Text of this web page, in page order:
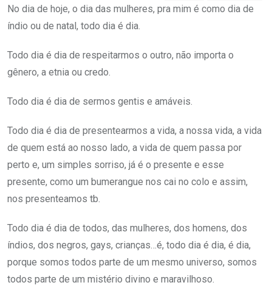
No dia de hoje, o dia das mulheres, pra mim é como dia de
índio ou de natal, todo dia é dia.
Todo dia é dia de respeitarmos o outro, não importa o
gênero, a etnia ou credo.
Todo dia é dia de sermos gentis e amáveis.
Todo dia é dia de presentearmos a vida, a nossa vida, a vida
de quem está ao nosso lado, a vida de quem passa por
perto e, um simples sorriso, já é o presente e esse
presente, como um bumerangue nos cai no colo e assim,
nos presenteamos tb.
Todo dia é dia de todos, das mulheres, dos homens, dos
índios, dos negros, gays, crianças…é, todo dia é dia, é dia,
porque somos todos parte de um mesmo universo, somos
todos parte de um mistério divino e maravilhoso.